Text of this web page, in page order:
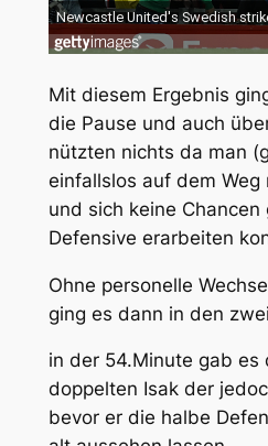
Mit diesem Ergebnis
die Pause und auch
nützten nichts da man
einfallslos auf dem Weg
und sich keine
Defensive erarbeiten
Ohne personelle
ging es dann in den
in der 54.Minute gab es
doppelten Isak der
bevor er die halbe